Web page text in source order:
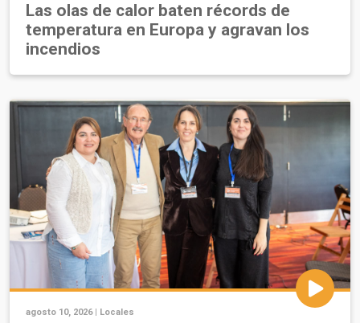
Las olas de calor baten récords de
temperatura en Europa y agravan los
incendios
agosto 10, 2026 | Locales